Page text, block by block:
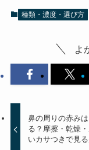
種類・濃度・選び方
よ
鼻の周りの赤み
る？摩擦・乾燥
いカサつきで見